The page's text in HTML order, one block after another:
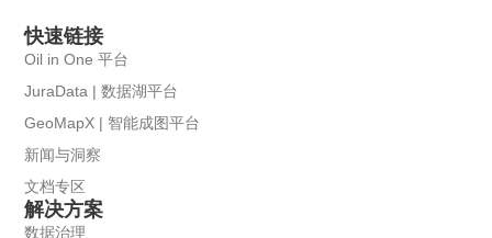
快速链接
Oil in One 平台
JuraData | 数据湖平台
GeoMapX | 智能成图平台
新闻与洞察
文档专区
解决方案
数据治理